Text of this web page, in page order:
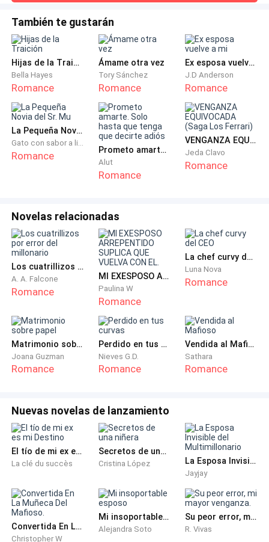
momento.
— ¿Rebelde? Tiene que ser una broma. — Reí incrédula.
— No me voy a casar.
— Sí, lo harás. — Me miró fijamente. — No me importa
saber lo que quieras, este matrimonio va a ser
importante para la empresa y realmente necesitas
que te domestiquen de una vez.
— ¿Soy un animal para usted? — Pregunté con cierto
— Mira cómo me hablas, Lívia, no tengo paciencia para
tus gracias. — Sentí su mano agarrar mi rostro con
firmeza. — Necesitas una lección, este matrimonio es
para que aprendas a respetar a alguien. Estoy seguro
de que aprenderás mucho durante este tiempo.
— Le odio. — Murmuré entre dientes y una sonrisa
asquerosa apareció en su rostro.
— Mira, algo en común entre nosotros. — Escuché la
vez. — Empujó mi rostro.
Subí a pasos rápidos hacia mi habitación, mi
respiración estaba descontrolada y la desesperación
aumentaba. ¡No me voy a casar, no quiero un
matrimonio por contrato!
---
jamás imaginé, fui encantándome con cada actitud y
aunque las idioteces también existieran, cuando me di
cuenta ya estaba enamorada y deseando que él sintiera lo
mismo por mí.Quizás si mi madre estuviera viva todo sería
diferente, no habría conocido a Rafael, o quién sabe to
También te gustarán
Hijas de la Traición
Bella Hayes
Romance
Ámame otra vez
Tory Sánchez
Romance
Ex esposa vuelve a mi
J.D Anderson
Romance
La Pequeña Novia del Sr. Mu
Gato con sabor a limón
Romance Prometo amarte. Solo hasta que tenga que decirte adiós
Alut
Romance
VENGANZA EQUIVOCADA (Saga Los Ferrari)
Jeda Clavo
Romance
Novelas relacionadas
Los cuatrillizos por error del millonario
A. A. Falcone
Romance
MI EXESPOSO ARREPENTIDO SUPLICA QUE VUELVA CON EL.
Paulina W
Romance
La chef curvy del CEO
Luna Nova
Romance
Matrimonio sobre papel
Joana Guzman
Romance
Perdido en tus curvas
Nieves G.D.
Romance
Vendida al Mafioso
Sathara
Romance
Nuevas novelas de lanzamiento
El tío de mi ex es mi Destino
La clé du succès
Secretos de una niñera
Cristina López La Esposa Invisible del Multimillonario
Jayjay
Convertida En La Muñeca Del Mafioso.
Christopher W
Mi insoportable esposo
Alejandra Soto
Su peor error, mi mayor venganza.
R. Vivas